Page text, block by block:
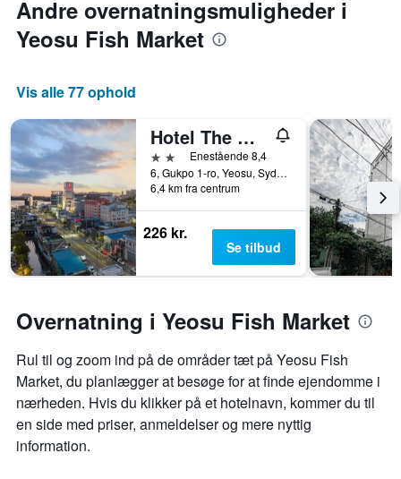
Andre overnatningsmuligheder i
Yeosu Fish Market
Vis alle 77 ophold
Hotel The One
2 stjernerEnestående 8,4
6, Gukpo 1-ro, Yeosu, Sydkorea
6,4 km fra centrum
226 kr.
Se tilbud
Overnatning i Yeosu Fish Market
Rul til og zoom ind på de områder tæt på Yeosu Fish
Market, du planlægger at besøge for at finde ejendomme i
nærheden. Hvis du klikker på et hotelnavn, kommer du til
en side med priser, anmeldelser og mere nyttig
information.